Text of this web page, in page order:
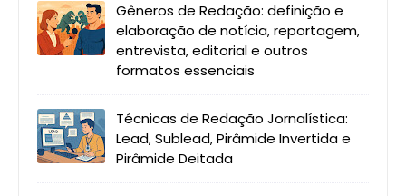
Gêneros de Redação: definição e
elaboração de notícia, reportagem,
entrevista, editorial e outros
formatos essenciais
Técnicas de Redação Jornalística:
Lead, Sublead, Pirâmide Invertida e
Pirâmide Deitada